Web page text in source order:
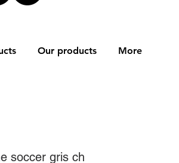
Our products More
soccer gris ch